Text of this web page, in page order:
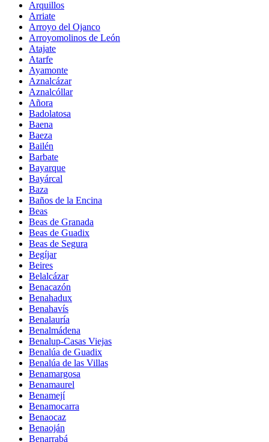
Arquillos
Arriate
Arroyo del Ojanco
Arroyomolinos de León
Atajate
Atarfe
Ayamonte
Aznalcázar
Aznalcóllar
Añora
Badolatosa
Baena
Baeza
Bailén
Barbate
Bayarque
Bayárcal
Baza
Baños de la Encina
Beas
Beas de Granada
Beas de Guadix
Beas de Segura
Begíjar
Beires
Belalcázar
Benacazón
Benahadux
Benahavís
Benalauría
Benalmádena
Benalup-Casas Viejas
Benalúa de Guadix
Benalúa de las Villas
Benamargosa
Benamaurel
Benamejí
Benamocarra
Benaocaz
Benaoján
Benarrabá